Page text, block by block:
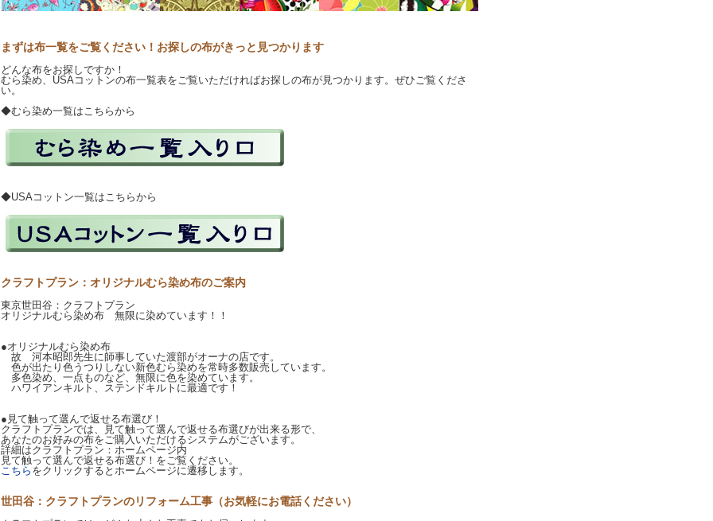
まずは布一覧をご覧ください！お探しの布がきっと見つかります
どんな布をお探しですか！
むら染め、USAコットンの布一覧表をご覧いただければお探しの布が見つかります。ぜひご覧くださ
い。
◆むら染め一覧はこちらから
◆USAコットン一覧はこちらから
クラフトプラン：オリジナルむら染め布のご案内
東京世田谷：クラフトプラン
オリジナルむら染め布 無限に染めています！！
●オリジナルむら染め布
故 河本昭郎先生に師事していた渡部がオーナの店です。
色が出たり色うつりしない新色むら染めを常時多数販売しています。
多色染め、一点ものなど、無限に色を染めています。
ハワイアンキルト、ステンドキルトに最適です！
●見て触って選んで返せる布選び！
クラフトプランでは、見て触って選んで返せる布選びが出来る形で、
あなたのお好みの布をご購入いただけるシステムがございます。
詳細はクラフトプラン：ホームページ内
見て触って選んで返せる布選び！をご覧ください。
こちら をクリックするとホームページに遷移します。
世田谷：クラフトプランのリフォーム工事（お気軽にお電話ください）